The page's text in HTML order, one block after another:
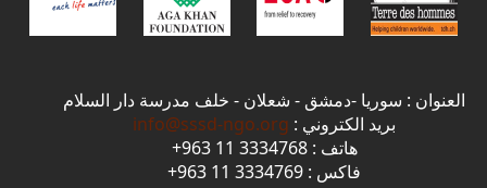
العنوان : سوريا -دمشق - شعلان - خلف مدرسة دار السلام
بريد الكتروني : info@sssd-ngo.org
هاتف : 3334768 11 963+
فاكس : 3334769 11 963+